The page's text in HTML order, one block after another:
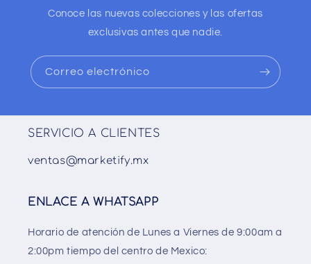
Conoce las nuevas colecciones y las ofertas
exclusivas antes que nadie.
Correo electrónico
SERVICIO A CLIENTES
ventas@marketify.mx
ENLACE A WHATSAPP
Horario de atención de Lunes a Viernes de 9:00am a
2:00pm tiempo del centro de Mexico: